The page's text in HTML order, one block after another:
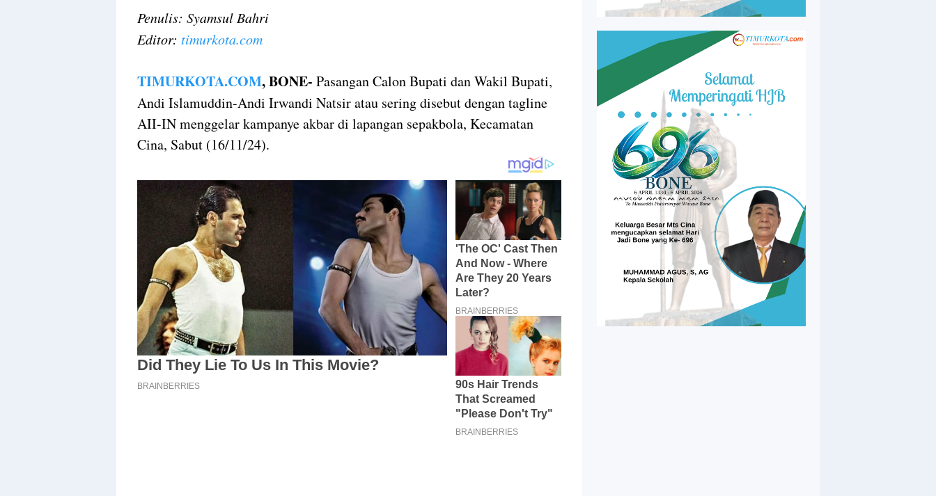
Penulis: Syamsul Bahri
Editor: timurkota.com
TIMURKOTA.COM, BONE- Pasangan Calon Bupati dan Wakil Bupati,
Andi Islamuddin-Andi Irwandi Natsir atau sering disebut dengan tagline
AII-IN menggelar kampanye akbar di lapangan sepakbola, Kecamatan
Cina, Sabut (16/11/24).